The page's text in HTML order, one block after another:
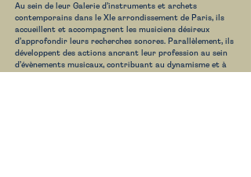
Au sein de leur Galerie d’instruments et archets
contemporains dans le XIe arrondissement de Paris, ils
accueillent et accompagnent
les musiciens désireux
d’approfondir leurs recherches sonores. Parallèlement, ils
développent des actions ancrant leur profession au sein
d’évènements musicaux, contribuant au dynamisme et à